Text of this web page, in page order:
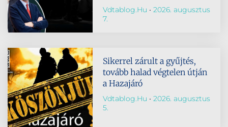
Vdtablog.hu
2026. augusztus
7.
Sikerrel zárult a gyűjtés,
tovább halad végtelen útján
a Hazajáró
Vdtablog.hu
2026. augusztus
5.